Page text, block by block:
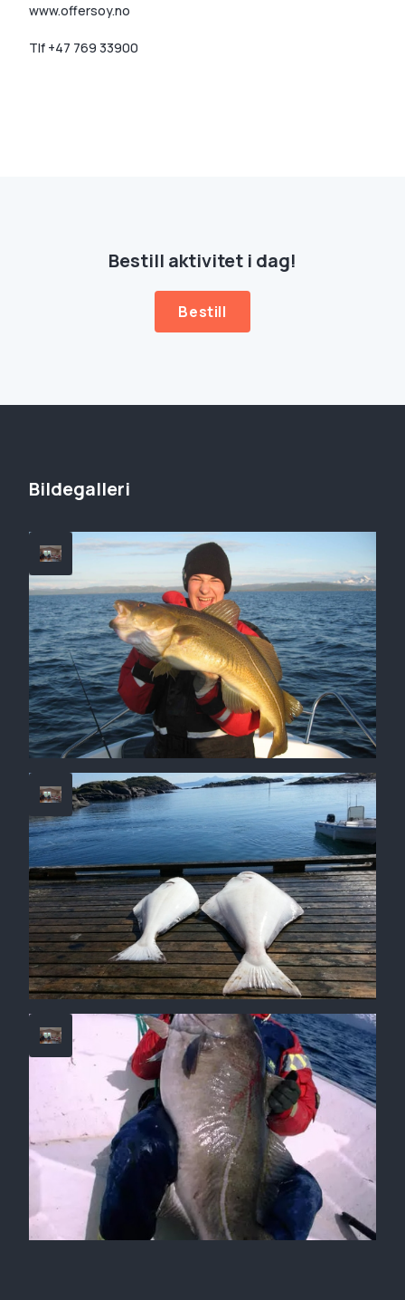
www.offersoy.no
Tlf +47 769 33900
Bestill aktivitet i dag!
Bestill
Bildegalleri